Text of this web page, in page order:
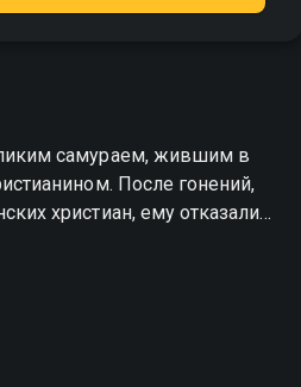
самураем, жившим в
После гонений,
христиан, ему отказали
в ссылку на
молодой человек,
с современным
Япония оживает в